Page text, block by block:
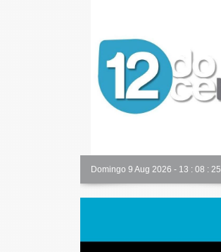
Domingo 9 Aug 2026 - 13 : 08 : 26
Alicante Actualidad